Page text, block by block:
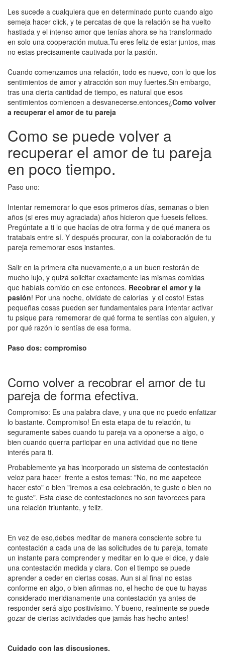
Les sucede a cualquiera que en determinado punto cuando algo
semeja hacer click, y te percatas de que la relación se ha vuelto
hastiada y el intenso amor que tenías ahora se ha transformado
en solo una cooperación mutua.Tu eres feliz de estar juntos, mas
no estas precisamente cautivada por la pasión.
Cuando comenzamos una relación, todo es nuevo, con lo que los
sentimientos de amor y atracción son muy fuertes.Sin embargo,
tras una cierta cantidad de tiempo, es natural que esos
sentimientos comiencen a desvanecerse.entonces¿Como volver
a recuperar el amor de tu pareja
Como se puede volver a
recuperar el amor de tu pareja
en poco tiempo.
Paso uno:
Intentar rememorar lo que esos primeros días, semanas o bien
años (si eres muy agraciada) años hicieron que fueseis felices.
Pregúntate a ti lo que hacías de otra forma y de qué manera os
tratabais entre sí. Y después procurar, con la colaboración de tu
pareja rememorar esos instantes.
Salir en la primera cita nuevamente,o a un buen restorán de
mucho lujo, y quizá solicitar exactamente las mismas comidas
que habíais comido en ese entonces. Recobrar el amor y la
pasión! Por una noche, olvídate de calorías y el costo! Estas
pequeñas cosas pueden ser fundamentales para intentar activar
tu psique para rememorar de qué forma te sentías con alguien, y
por qué razón lo sentías de esa forma.
Paso dos: compromiso
Como volver a recobrar el amor de tu
pareja de forma efectiva.
Compromiso: Es una palabra clave, y una que no puedo enfatizar
lo bastante. Compromiso! En esta etapa de tu relación, tu
seguramente sabes cuando tu pareja va a oponerse a algo, o
bien cuando querra participar en una actividad que no tiene
interés para ti.
Probablemente ya has incorporado un sistema de contestación
veloz para hacer frente a estos temas: "No, no me aapetece
hacer esto" o bien "Iremos a esa celebración, te guste o bien no
te guste". Esta clase de contestaciones no son favoreces para
una relación triunfante, y feliz.
En vez de eso,debes meditar de manera consciente sobre tu
contestación a cada una de las solicitudes de tu pareja, tomate
un instante para comprender y meditar en lo que el dice, y dale
una contestación medida y clara. Con el tiempo se puede
aprender a ceder en ciertas cosas. Aun si al final no estas
conforme en algo, o bien afirmas no, el hecho de que tu hayas
considerado meridianamente una contestación ya antes de
responder será algo positivísimo. Y bueno, realmente se puede
gozar de ciertas actividades que jamás has hecho antes!
Cuidado con las discusiones.